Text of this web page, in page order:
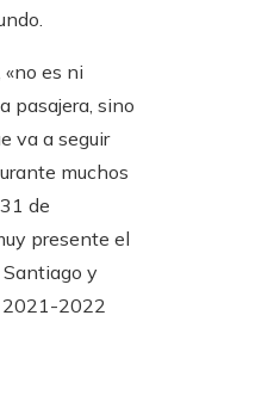
«no es ni
pasajera, sino
va a seguir
muchos
de
presente el
y
2021-2022